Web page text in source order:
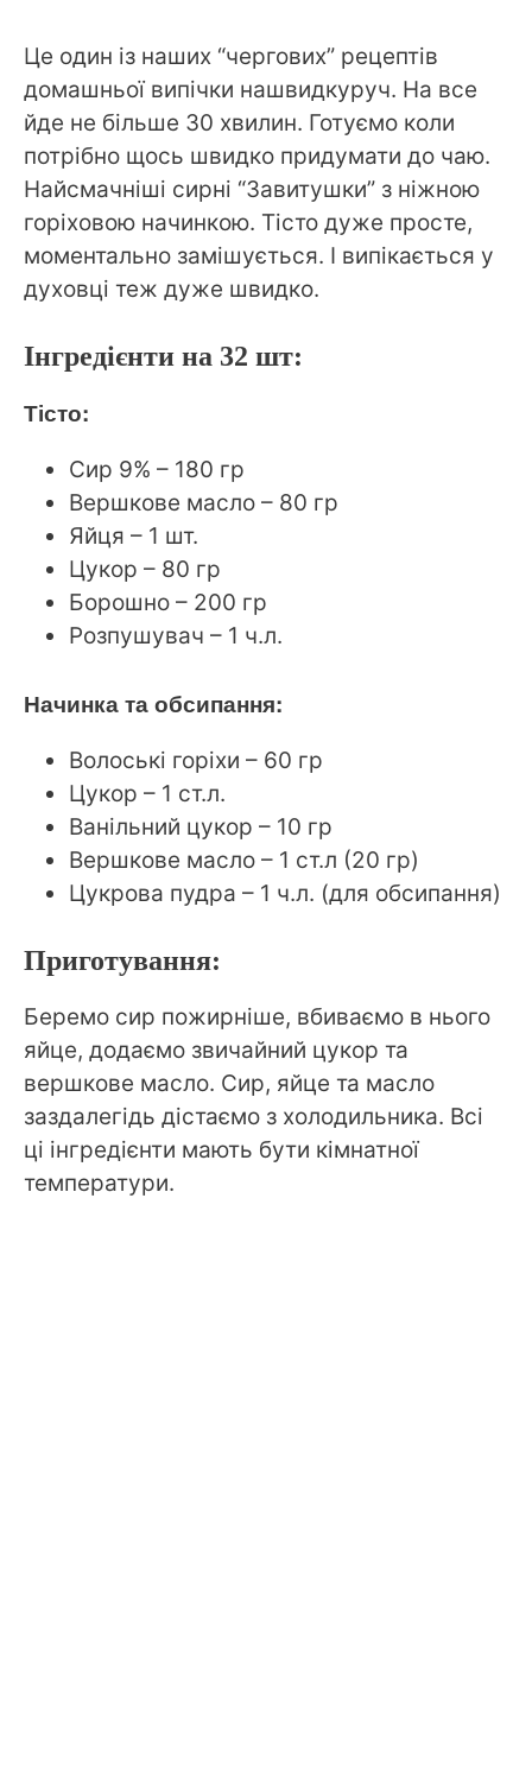
Це один із наших “чергових” рецептів
домашньої випічки нашвидкуруч. На все
йде не більше 30 хвилин. Готуємо коли
потрібно щось швидко придумати до чаю.
Найсмачніші сирні “Завитушки” з ніжною
горіховою начинкою. Тісто дуже просте,
моментально замішується. І випікається у
духовці теж дуже швидко.
Інгредієнти на 32 шт:
Тісто:
Сир 9% – 180 гр
Вершкове масло – 80 гр
Яйця – 1 шт.
Цукор – 80 гр
Борошно – 200 гр
Розпушувач – 1 ч.л.
Начинка та обсипання:
Волоські горіхи – 60 гр
Цукор – 1 ст.л.
Ванільний цукор – 10 гр
Вершкове масло – 1 ст.л (20 гр)
Цукрова пудра – 1 ч.л. (для обсипання)
Приготування:
Беремо сир пожирніше, вбиваємо в нього
яйце, додаємо звичайний цукор та
вершкове масло. Сир, яйце та масло
заздалегідь дістаємо з холодильника. Всі
ці інгредієнти мають бути кімнатної
температури.